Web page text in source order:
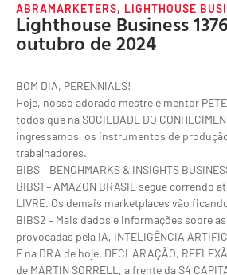
ABRAMARKETERS, LIGHTHOUSE
Lighthouse Business
outubro de 2024
BOM DIA, PERENNIALS!
Hoje, nosso adorado mestre e mentor
todos que na SOCIEDADE DO
ingressamos, os instrumentos de
trabalhadores.
BIBS – BENCHMARKS & INSIGHTS
BIBS1 – AMAZON BRASIL segue correndo
LIVRE. Os demais marketplaces vão
BIBS2 – Mais dados e informações sobre
provocadas pela IA, INTELIGÊNCIA
E na DRA de hoje, DECLARAÇÃO,
de MARTIN SORRELL, a frente da S4